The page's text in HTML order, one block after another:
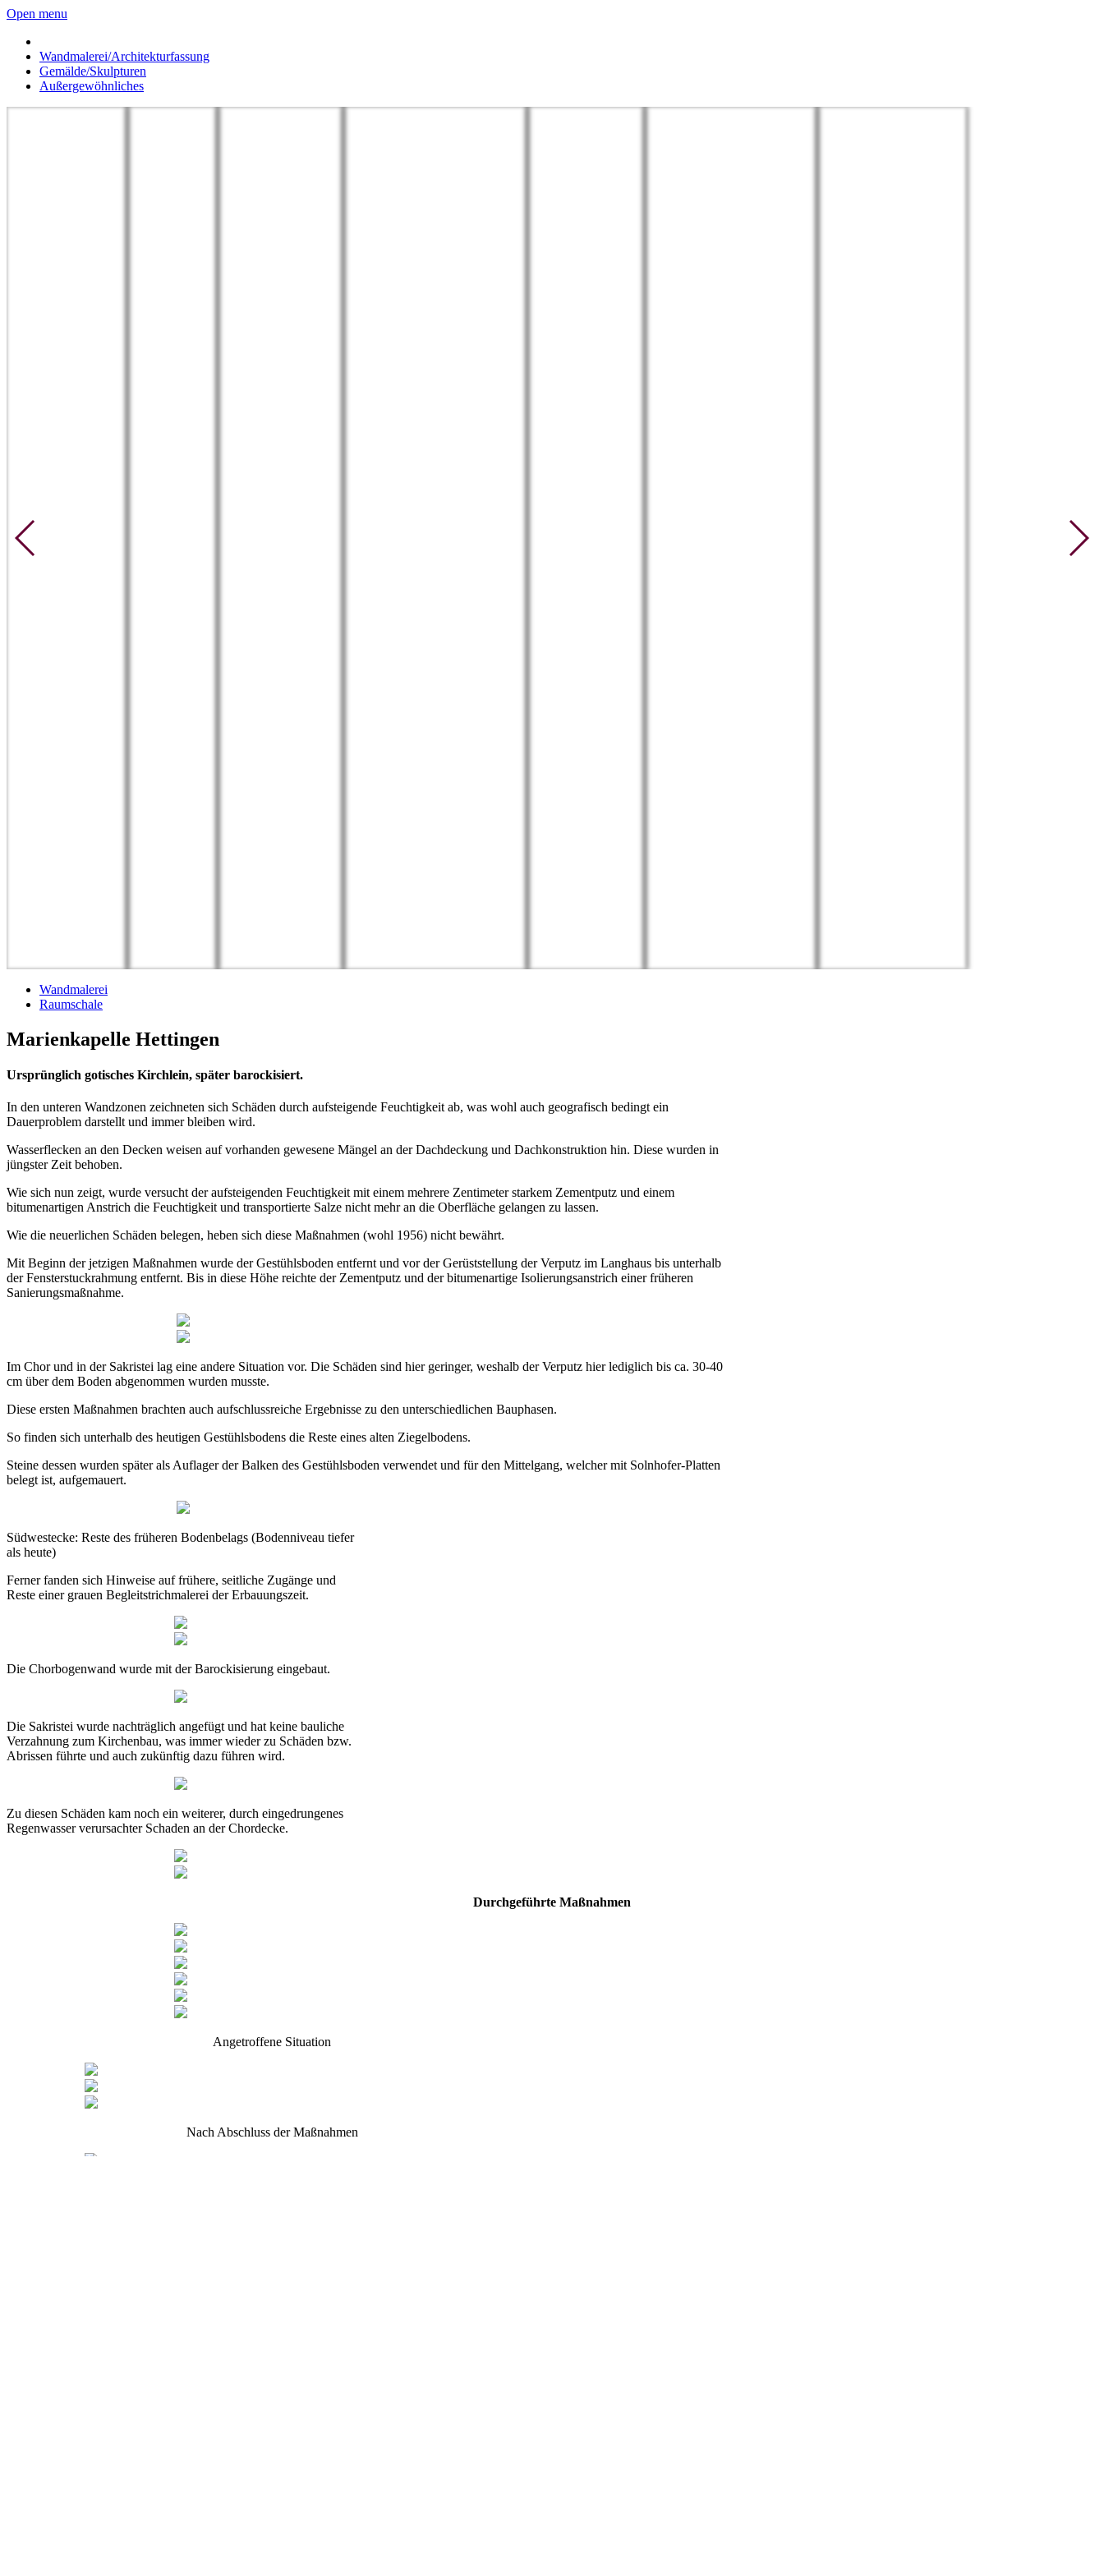
Open menu
Wandmalerei/Architekturfassung
Gemälde/Skulpturen
Außergewöhnliches
Wandmalerei
Raumschale
Marienkapelle Hettingen
Ursprünglich gotisches Kirchlein, später barockisiert.
In den unteren Wandzonen zeichneten sich Schäden durch aufsteigende Feuchtigkeit ab, was wohl auch geografisch bedingt ein
Dauerproblem darstellt und immer bleiben wird.
Wasserflecken an den Decken weisen auf vorhanden gewesene Mängel an der Dachdeckung und Dachkonstruktion hin. Diese wurden in
jüngster Zeit behoben.
Wie sich nun zeigt, wurde versucht der aufsteigenden Feuchtigkeit mit einem mehrere Zentimeter starkem Zementputz und einem
bitumenartigen Anstrich die Feuchtigkeit und transportierte Salze nicht mehr an die Oberfläche gelangen zu lassen.
Wie die neuerlichen Schäden belegen, heben sich diese Maßnahmen (wohl 1956) nicht bewährt.
Mit Beginn der jetzigen Maßnahmen wurde der Gestühlsboden entfernt und vor der Gerüststellung der Verputz im Langhaus bis unterhalb
der Fensterstuckrahmung entfernt. Bis in diese Höhe reichte der Zementputz und der bitumenartige Isolierungsanstrich einer früheren
Sanierungsmaßnahme.
Im Chor und in der Sakristei lag eine andere Situation vor. Die Schäden sind hier geringer, weshalb der Verputz hier lediglich bis ca. 30-40
cm über dem Boden abgenommen wurden musste.
Diese ersten Maßnahmen brachten auch aufschlussreiche Ergebnisse zu den unterschiedlichen Bauphasen.
So finden sich unterhalb des heutigen Gestühlsbodens die Reste eines alten Ziegelbodens.
Steine dessen wurden später als Auflager der Balken des Gestühlsboden verwendet und für den Mittelgang, welcher mit Solnhofer-Platten
belegt ist, aufgemauert.
Südwestecke: Reste des früheren Bodenbelags (Bodenniveau tiefer
als heute)
Ferner fanden sich Hinweise auf frühere, seitliche Zugänge und
Reste einer grauen Begleitstrichmalerei der Erbauungszeit.
Die Chorbogenwand wurde mit der Barockisierung eingebaut.
Die Sakristei wurde nachträglich angefügt und hat keine bauliche
Verzahnung zum Kirchenbau, was immer wieder zu Schäden bzw.
Abrissen führte und auch zukünftig dazu führen wird.
Zu diesen Schäden kam noch ein weiterer, durch eingedrungenes
Regenwasser verursachter Schaden an der Chordecke.
Durchgeführte Maßnahmen
Angetroffene Situation
Nach Abschluss der Maßnahmen